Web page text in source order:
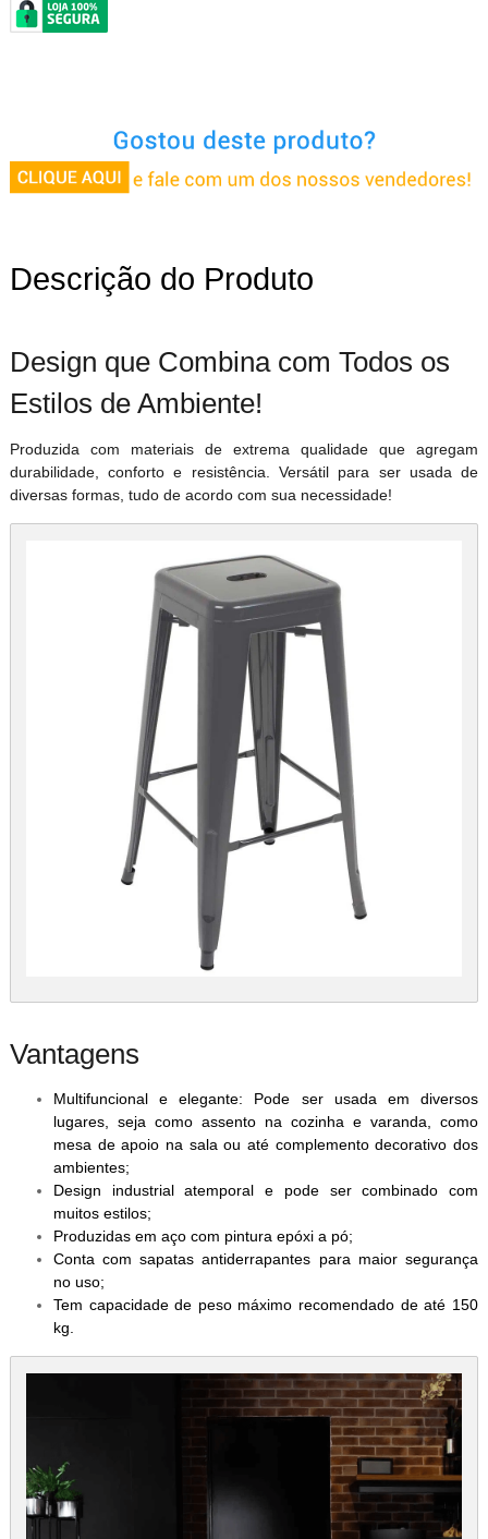
Descrição do Produto
Design que Combina com Todos os
Estilos de Ambiente!
Produzida com materiais de extrema qualidade que agregam
durabilidade, conforto e resistência. Versátil para ser usada de
diversas formas, tudo de acordo com sua necessidade!
Vantagens
Multifuncional e elegante: Pode ser usada em diversos
lugares, seja como assento na cozinha e varanda, como
mesa de apoio na sala ou até complemento decorativo dos
ambientes;
Design industrial atemporal e pode ser combinado com
muitos estilos;
Produzidas em aço com pintura epóxi a pó;
Conta com sapatas antiderrapantes para maior segurança
no uso;
Tem capacidade de peso máximo recomendado de até 150
kg.